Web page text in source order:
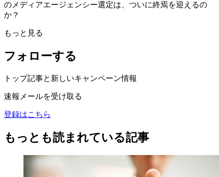
のメディアエージェンシー選定は、ついに終焉を迎えるの
か？
もっと見る
フォローする
トップ記事と新しいキャンペーン情報
速報メールを受け取る
登録はこちら
もっとも読まれている記事